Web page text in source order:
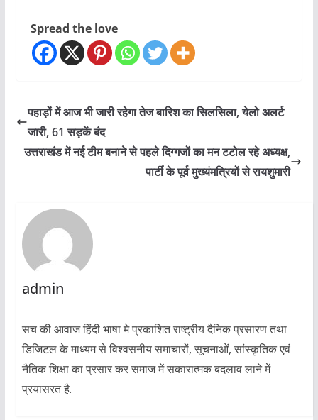
Spread the love
पहाड़ों में आज भी जारी रहेगा तेज बारिश का सिलसिला, येलो अलर्ट
जारी, 61 सड़कें बंद
उत्तराखंड में नई टीम बनाने से पहले दिग्गजों का मन टटोल रहे अध्यक्ष,
पार्टी के पूर्व मुख्यंमत्रियों से रायशुमारी
admin
सच की आवाज हिंदी भाषा मे प्रकाशित राष्ट्रीय दैनिक प्रसारण तथा
डिजिटल के माध्यम से विश्वसनीय समाचारों, सूचनाओं, सांस्कृतिक एवं
नैतिक शिक्षा का प्रसार कर समाज में सकारात्मक बदलाव लाने में
प्रयासरत है.